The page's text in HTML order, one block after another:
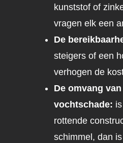
kunststof of
vragen elk een
De
steigers of een
verhogen de
De omvang
vochtschade:
rottende
schimmel, dan